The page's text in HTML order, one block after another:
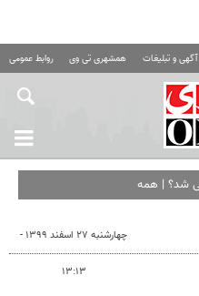
آگهی و تبلیغات همشهری تی وی روابط عمومی
| همه چیز درباره
چهارشنبه ۲۷ اسفند ۱۳۹۹ -
۱۳:۱۳